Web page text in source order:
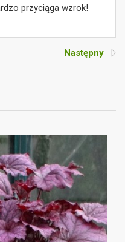
przyciąga wzrok!
Następny